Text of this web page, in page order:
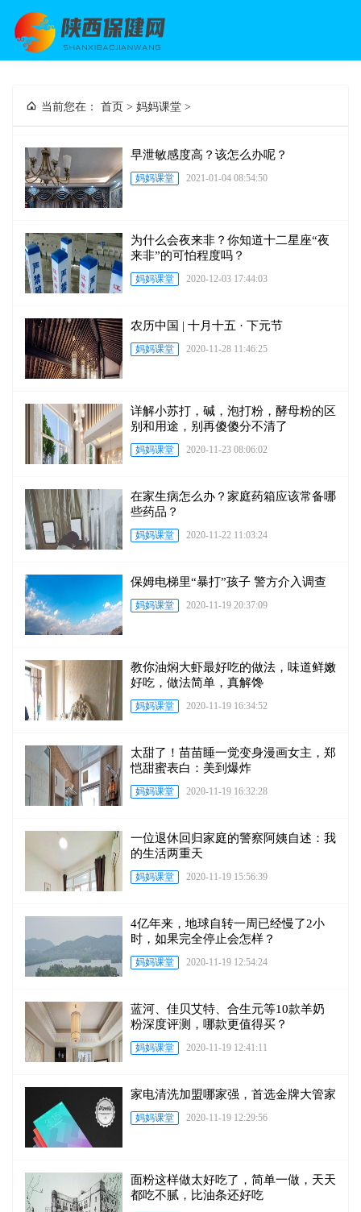
当前您在： 首页 > 妈妈课堂 >
早泄敏感度高？该怎么办呢？
妈妈课堂 2021-01-04 08:54:50
为什么会夜来非？你知道十二星座“夜
来非”的可怕程度吗？
妈妈课堂 2020-12-03 17:44:03
农历中国 | 十月十五 · 下元节
妈妈课堂 2020-11-28 11:46:25
详解小苏打，碱，泡打粉，酵母粉的区
别和用途，别再傻傻分不清了
妈妈课堂 2020-11-23 08:06:02
在家生病怎么办？家庭药箱应该常备哪
些药品？
妈妈课堂 2020-11-22 11:03:24
保姆电梯里“暴打”孩子 警方介入调查
妈妈课堂 2020-11-19 20:37:09
教你油焖大虾最好吃的做法，味道鲜嫩
好吃，做法简单，真解馋
妈妈课堂 2020-11-19 16:34:52
太甜了！苗苗睡一觉变身漫画女主，郑
恺甜蜜表白：美到爆炸
妈妈课堂 2020-11-19 16:32:28
一位退休回归家庭的警察阿姨自述：我
的生活两重天
妈妈课堂 2020-11-19 15:56:39
4亿年来，地球自转一周已经慢了2小
时，如果完全停止会怎样？
妈妈课堂 2020-11-19 12:54:24
蓝河、佳贝艾特、合生元等10款羊奶
粉深度评测，哪款更值得买？
妈妈课堂 2020-11-19 12:41:11
家电清洗加盟哪家强，首选金牌大管家
妈妈课堂 2020-11-19 12:29:56
面粉这样做太好吃了，简单一做，天天
都吃不腻，比油条还好吃